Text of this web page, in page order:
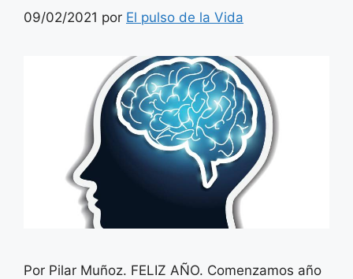
09/02/2021 por El pulso de la Vida
Por Pilar Muñoz. FELIZ AÑO. Comenzamos año